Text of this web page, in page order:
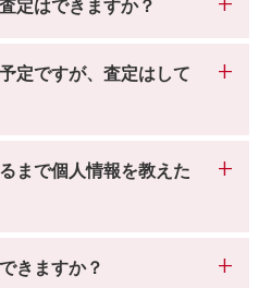
定はできますか？
定ですが、査定はして
まで個人情報を教えた
きますか？